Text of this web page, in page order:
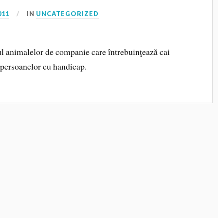
IN UNCATEGORIZED
de companie care întrebuinţează cai
cu handicap.